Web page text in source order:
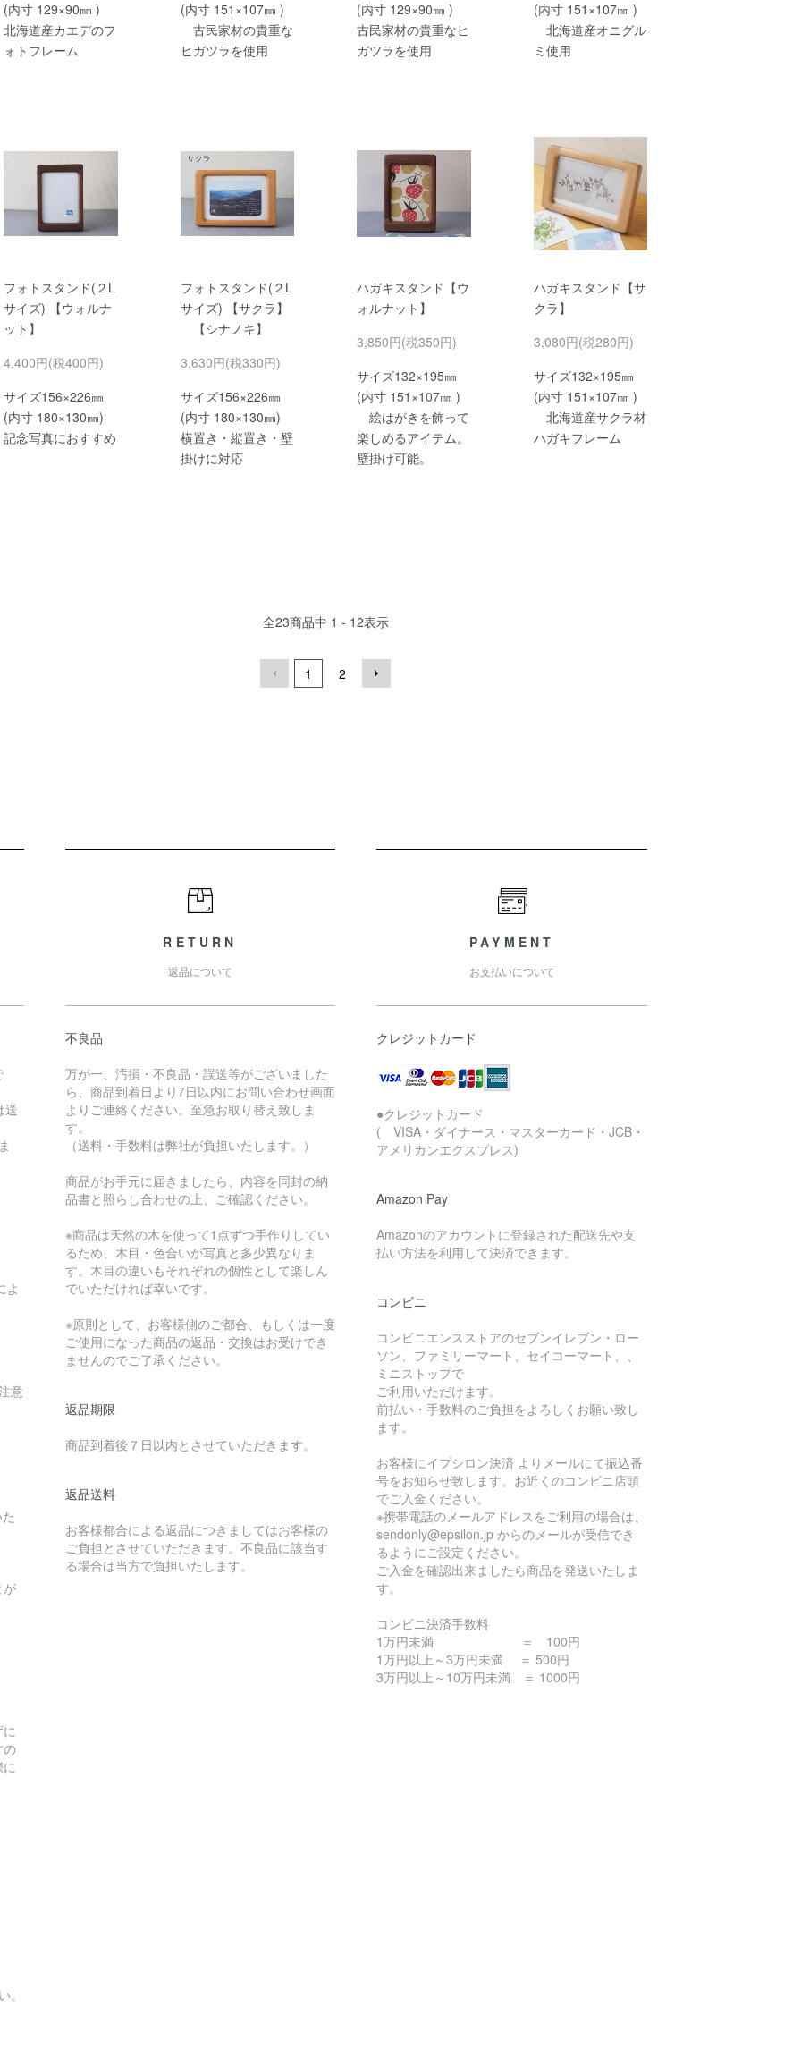
(内寸 129×90㎜ )
北海道産カエデのフ
ォトフレーム
(内寸 151×107㎜ )
古民家材の貴重な
ヒガツラを使用
(内寸 129×90㎜ )
古民家材の貴重なヒ
ガツラを使用
(内寸 151×107㎜ )
北海道産オニグル
ミ使用
フォトスタンド(２L
サイズ) 【ウォルナ
ット】
4,400円(税400円)
サイズ156×226㎜
(内寸 180×130㎜)
記念写真におすすめ
フォトスタンド(２L
サイズ) 【サクラ】
【シナノキ】
3,630円(税330円)
サイズ156×226㎜
(内寸 180×130㎜)
横置き・縦置き・壁
掛けに対応
ハガキスタンド【ウ
ォルナット】
3,850円(税350円)
サイズ132×195㎜
(内寸 151×107㎜ )
絵はがきを飾って
楽しめるアイテム。
壁掛け可能。
ハガキスタンド【サ
クラ】
3,080円(税280円)
サイズ132×195㎜
(内寸 151×107㎜ )
北海道産サクラ材
ハガキフレーム
全23商品中 1 - 12表示
1 2
送
よ
意
が
の
。
RETURN
返品について
不良品
万が一、汚損・不良品・誤送等がございました
ら、商品到着日より7日以内にお問い合わせ画面
よりご連絡ください。至急お取り替え致しま
す。
（送料・手数料は弊社が負担いたします。）
商品がお手元に届きましたら、内容を同封の納
品書と照らし合わせの上、ご確認ください。
※商品は天然の木を使って1点ずつ手作りしてい
るため、木目・色合いが写真と多少異なりま
す。木目の違いもそれぞれの個性として楽しん
でいただければ幸いです。
※原則として、お客様側のご都合、もしくは一度
ご使用になった商品の返品・交換はお受けでき
ませんのでご了承ください。
返品期限
商品到着後７日以内とさせていただきます。
返品送料
お客様都合による返品につきましてはお客様の
ご負担とさせていただきます。不良品に該当す
る場合は当方で負担いたします。
PAYMENT
お支払いについて
クレジットカード
●クレジットカード
( VISA・ダイナース・マスターカード・JCB・
アメリカンエクスプレス)
Amazon Pay
Amazonのアカウントに登録された配送先や支
払い方法を利用して決済できます。
コンビニ
コンビニエンスストアのセブンイレブン・ロー
ソン、ファミリーマート、セイコーマート、、
ミニストップで
ご利用いただけます。
前払い・手数料のご負担をよろしくお願い致し
ます。
お客様にイプシロン決済 よりメールにて振込番
号をお知らせ致します。お近くのコンビニ店頭
でご入金ください。
※携帯電話のメールアドレスをご利用の場合は、
sendonly@epsilon.jp からのメールが受信でき
るようにご設定ください。
ご入金を確認出来ましたら商品を発送いたしま
す。
コンビニ決済手数料
1万円未満 ＝ 100円
1万円以上～3万円未満 ＝ 500円
3万円以上～10万円未満 ＝ 1000円